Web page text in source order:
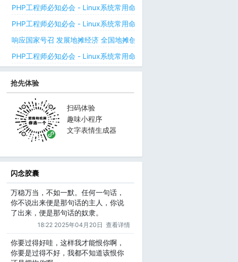
PHP工程师必知必会 - Linux系统常用命令 - Linux中的网络管理命令（
PHP工程师必知必会 - Linux系统常用命令 - Linux中的网络管理命令（
响应国家号召 发展地摊经济 全国地摊创业经验微信交流群
PHP工程师必知必会 - Linux系统常用命令 - Linux 用户和用户组管理
抢先体验
扫码体验
趣味小程序
文字表情生成器
闪念胶囊
万稳万当，不如一默。任何一句话，
你不说出来便是那句话的主人，你说
了出来，便是那句话的奴隶。
18:22 2025年04月20日 查看详情
你要过得好哇，这样我才能恨你啊，
你要是过得不好，我都不知道该恨你